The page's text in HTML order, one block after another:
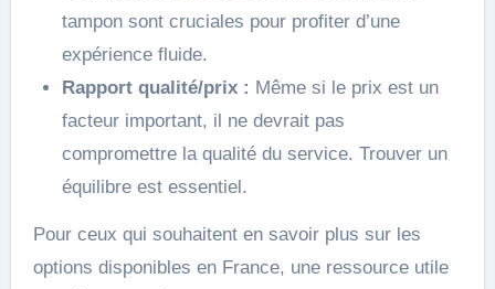
tampon sont cruciales pour profiter d’une
expérience fluide.
Rapport qualité/prix : Même si le prix est un
facteur important, il ne devrait pas
compromettre la qualité du service. Trouver un
équilibre est essentiel.
Pour ceux qui souhaitent en savoir plus sur les
options disponibles en France, une ressource utile